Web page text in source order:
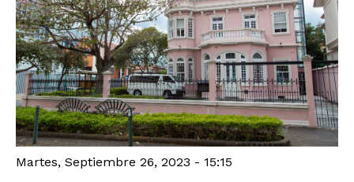
Martes, Septiembre 26, 2023 - 15:15